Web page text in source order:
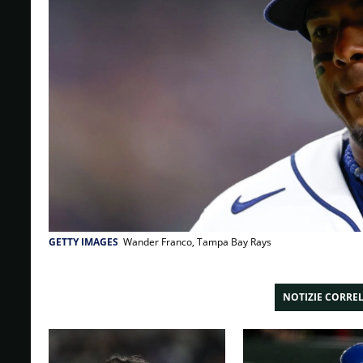
GETTY IMAGES Wander Franco, Tampa Bay Rays
NOTIZIE